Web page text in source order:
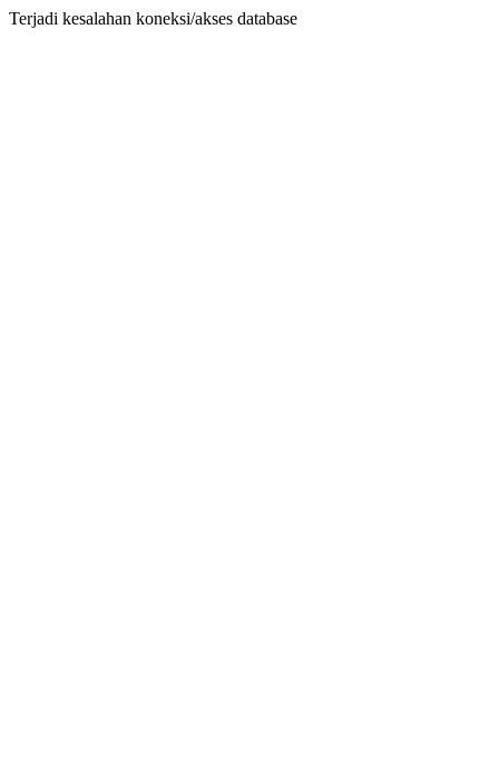
Terjadi kesalahan koneksi/akses database